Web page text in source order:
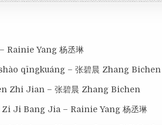
Rainie Yang 杨丞琳
qīngkuáng – 张碧晨 Zhang Bichen
Zhi Jian – 张碧晨 Zhang Bichen
Ji Bang Jia – Rainie Yang 杨丞琳